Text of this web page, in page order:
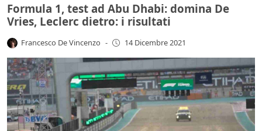
Formula 1, test ad Abu Dhabi: domina De
Vries, Leclerc dietro: i risultati
Francesco De Vincenzo - 14 Dicembre 2021